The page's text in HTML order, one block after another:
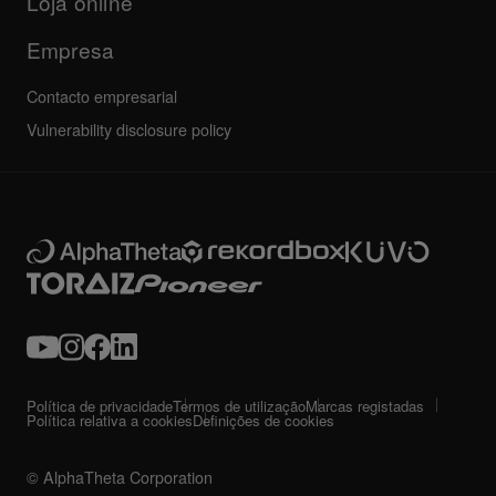
Empresa
Contacto empresarial
Vulnerability disclosure policy
© AlphaTheta Corporation
Política de privacidadeTermos de utilizaçãoMarcas registadas
Política relativa a cookiesDefinições de cookies